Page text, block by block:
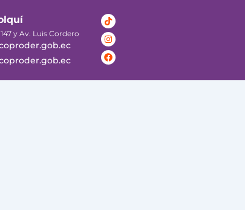
y Av. Luis Cordero
Tiktok
Instagram
Facebook